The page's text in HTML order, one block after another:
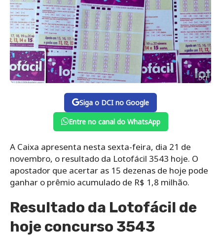
DCI
Siga o DCI no Google
Entre no canal do WhatsApp
A Caixa apresenta nesta sexta-feira, dia 21 de
novembro, o resultado da Lotofácil 3543 hoje. O
apostador que acertar as 15 dezenas de hoje pode
ganhar o prêmio acumulado de R$ 1,8 milhão.
Resultado da Lotofácil de
hoje concurso 3543